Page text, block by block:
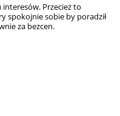
interesów. Przecież to
spokojnie sobie by poradził
za bezcen.